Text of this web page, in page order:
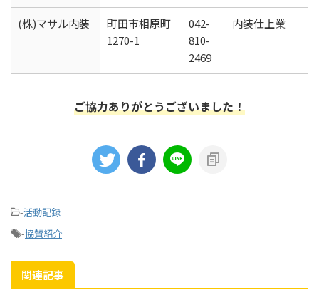
(株)マサル内装
町田市相原町
1270-1
042-
810-
2469
内装仕上業
ご協力ありがとうございました！
-活動記録
-協賛紹介
関連記事